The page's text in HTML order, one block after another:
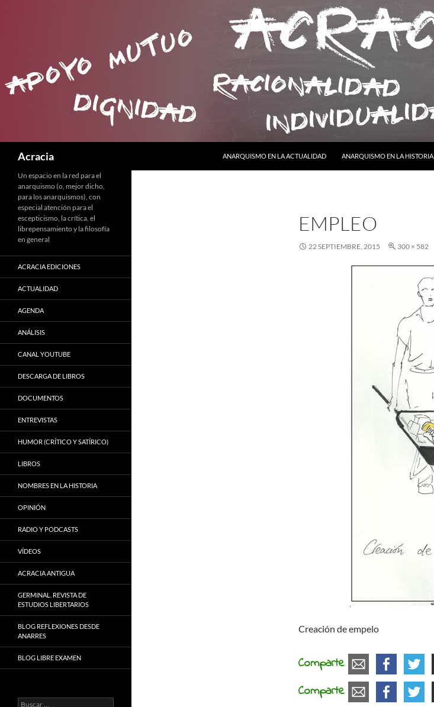
Acracia
ANARQUISMO EN LA ACTUALIDAD
ANARQUISMO EN LA HISTORIA
EMPLEO
22 SEPTIEMBRE, 2015 300 × 582
Creación de empelo
Comparte
Comparte
Un espacio en la red para el
anarquismo (o, mejor dicho,
para los anarquismos), con
especial atención para el
escepticismo, la crítica, el
librepensamiento y la filosofía
en general
ACRACIA EDICIONES
ACTUALIDAD
AGENDA
ANÁLISIS
CANAL YOUTUBE
DESCARGA DE LIBROS
DOCUMENTOS
ENTREVISTAS
HUMOR (CRÍTICO Y SATÍRICO)
LIBROS
NOMBRES EN LA HISTORIA
OPINIÓN
RADIO Y PODCASTS
VÍDEOS
ACRACIA ANTIGUA
GERMINAL. REVISTA DE
ESTUDIOS LIBERTARIOS
BLOG REFLEXIONES DESDE
ANARRES
BLOG LIBRE EXAMEN
Buscar: